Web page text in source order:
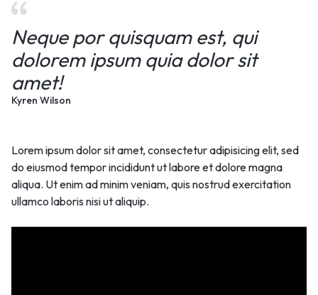
Neque por quisquam est, qui
dolorem ipsum quia dolor sit
amet!
Kyren Wilson
Lorem ipsum dolor sit amet, consectetur adipisicing elit, sed
do eiusmod tempor incididunt ut labore et dolore magna
aliqua. Ut enim ad minim veniam, quis nostrud exercitation
ullamco laboris nisi ut aliquip.